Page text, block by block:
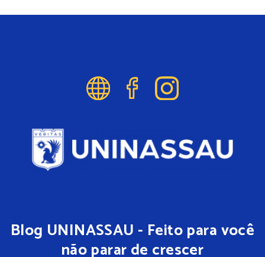
Blog UNINASSAU - Feito para você
não parar de crescer